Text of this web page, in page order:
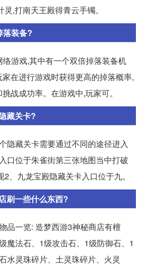
,打南天王殿得青云手镯。
落装备?
游戏,其中有一个双倍掉落装备机
在进行游戏时获得更高的掉落概率,
战成功率。在游戏中,玩家可。
藏关卡?
隐藏关卡需要通过不同的途径进入
口位于朱雀街第三张地图当中打破
、九龙宝殿隐藏关卡入口位于九。
刷一些什么东西?
品一览: 造梦西游3神秘商店有檀
魔法石、1级攻击石、1级防御石、1
水灵珠碎片、土灵珠碎片、火灵